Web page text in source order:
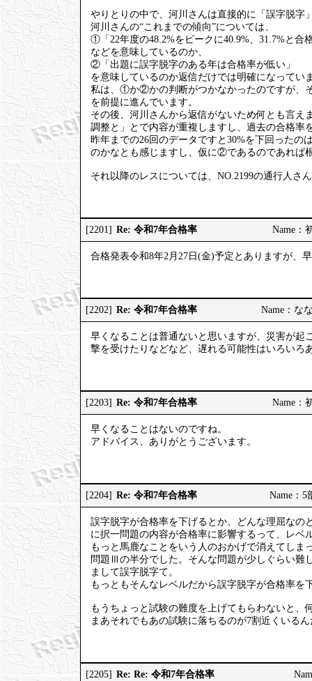
やりとりの中で、河川さんは直接的に「誤字脱字
河川さんの“これまでの傾向”については、
①「22年度の48.2%をピークに40.9%、31.7%と合
などを意味しているのか、
②「出題に誤字脱字のある年は合格率が低い」
を意味しているのか返信だけでは明確になってい
私は、①か②かの判断がつかなかったのですが、
を前提に進んでいます。
その後、河川さんから返信がないため何とも言
調整と」とで内容が重複しますし、過去の合格率
昨年までの26回のデータですと30%を下回った
のかなとも感じますし、仮に②であるのであれば
それ以降のレスについては、NO.2199の通行人さ
[2201] Re: 令和7年合格率 Name：
合格発表令和8年2月27日(金)予定とありますが、
[2202] Re: 令和7年合格率 Name：な
早くなることは普通ないと思いますが、災害が起
撃を受けたりなどなど、遅れる可能性はいろいろ
[2203] Re: 令和7年合格率 Name：
早くなることはないのですね。
アドバイス、ありがとうございます。
[2204] Re: 令和7年合格率 Name：
誤字脱字が合格率を下げるとか、どんな理屈なの
に択一問題の内容が合格率に影響するって、レベ
もっと馬鹿なことをいう人のおかげで消えてし
問題Ⅲの半分でした。そんな問題が少しぐらい難
まして誤字脱字て。
もっともそんなレベルだから誤字脱字が合格率
もうちょっと試験の難度を上げてもらわないと、
まあそれでもあの試験に落ちるのが7割近くいる
[2205] Re: Re: 令和7年合格率